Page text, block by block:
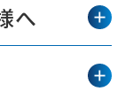
へ